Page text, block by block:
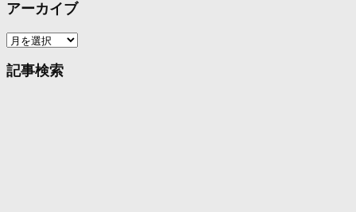
アーカイブ
ア
カ
記事検索